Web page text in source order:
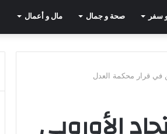
سفر صحة و جمال مال و أعمال
في قرار محكمة العدل